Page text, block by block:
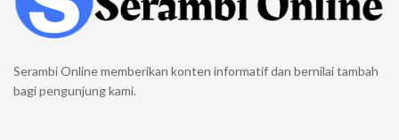
Serambi Online memberikan konten informatif dan bernilai tambah
bagi pengunjung kami.